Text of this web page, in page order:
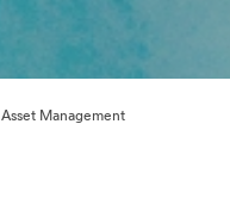
Management